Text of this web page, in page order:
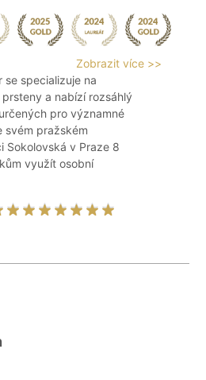
Zobrazit více >>
se specializuje na
a nabízí rozsáhlý
pro významné
svém pražském
Sokolovská v Praze 8
využít osobní